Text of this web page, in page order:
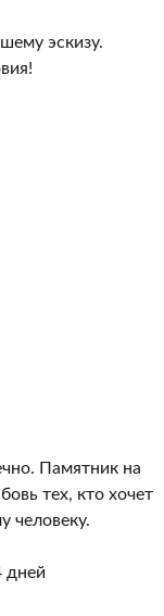
эскизу.
Памятник на
тех, кто хочет
человеку.
дней